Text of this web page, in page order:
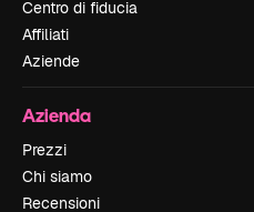
Centro di fiducia
Affiliati
Aziende
Azienda
Prezzi
Chi siamo
Recensioni